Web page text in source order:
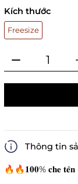
Kích thước
Freesize
Thông tin
🔥🔥𝟏𝟎𝟎% 𝐜𝐡𝐞